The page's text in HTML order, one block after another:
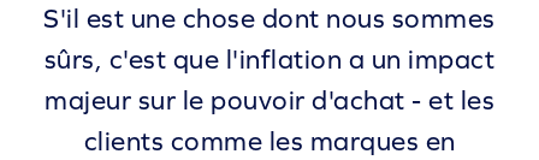
S'il est une chose dont nous sommes
sûrs, c'est que l'inflation a un impact
majeur sur le pouvoir d'achat - et les
clients comme les marques en